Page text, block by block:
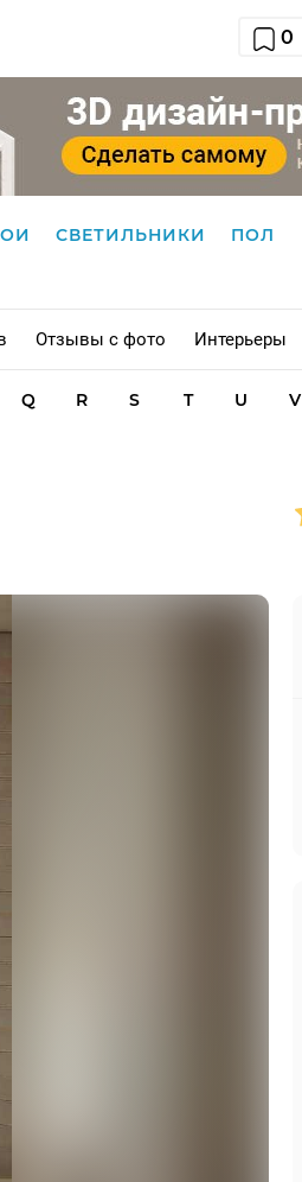
0
СВЕТИЛЬНИКИ ПОЛ
Отзывы с фото Интерьеры
Q R S T U V